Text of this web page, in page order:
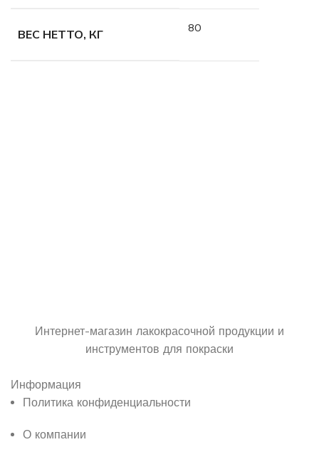
ВЕС НЕТТО, КГ 80
Интернет-магазин лакокрасочной продукции и
инструментов для покраски
Информация
Политика конфиденциальности
О компании